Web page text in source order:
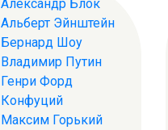
Александр Блок
Альберт Эйнштейн
Бернард Шоу
Владимир Путин
Генри Форд
Конфуций
Максим Горький